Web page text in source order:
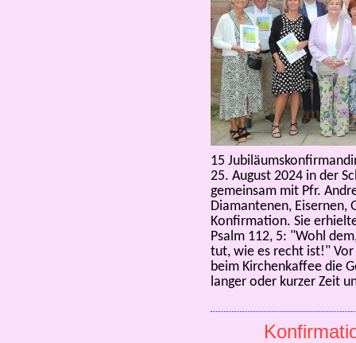
15
25. August 2024 in der
gemeinsam mit Pfr.
Diamantenen, Eisernen,
Konfirmation. Sie
Psalm 112, 5: "Wohl
tut, wie es recht ist!" Vor
beim Kirchenkaffee die
langer oder kurzer Zeit